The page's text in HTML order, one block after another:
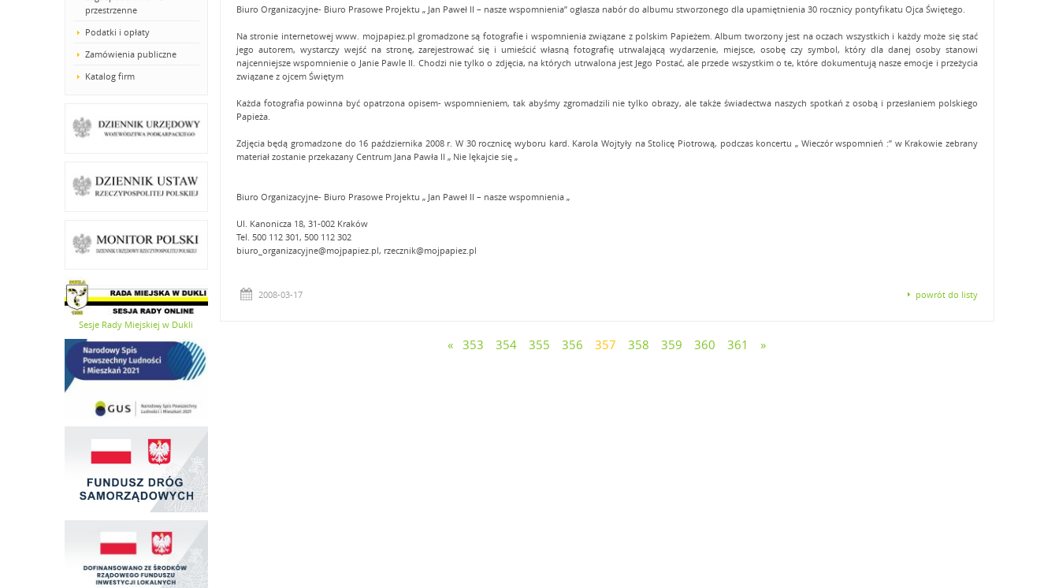
przestrzenne
Podatki i opłaty
Zamówienia publiczne
Katalog firm
Sesje Rady Miejskiej w Dukli
Biuro Organizacyjne- Biuro Prasowe Projektu „ Jan Paweł II – nasze wspomnienia” ogłasza nabór do albumu stworzonego dla upamiętnienia 30 rocznicy pontyfikatu Ojca Świętego.
Na stronie internetowej www. mojpapiez.pl gromadzone są fotografie i wspomnienia związane z polskim Papieżem. Album tworzony jest na oczach wszystkich i każdy może się stać
jego autorem, wystarczy wejść na stronę, zarejestrować się i umieścić własną fotografię utrwalającą wydarzenie, miejsce, osobę czy symbol, który dla danej osoby stanowi
najcenniejsze wspomnienie o Janie Pawle II. Chodzi nie tylko o zdjęcia, na których utrwalona jest Jego Postać, ale przede wszystkim o te, które dokumentują nasze emocje i przeżycia
związane z ojcem Świętym
Każda fotografia powinna być opatrzona opisem- wspomnieniem, tak abyśmy zgromadzili nie tylko obrazy, ale także świadectwa naszych spotkań z osobą i przesłaniem polskiego
Papieża.
Zdjęcia będą gromadzone do 16 października 2008 r. W 30 rocznicę wyboru kard. Karola Wojtyły na Stolicę Piotrową, podczas koncertu „ Wieczór wspomnień :” w Krakowie zebrany
materiał zostanie przekazany Centrum Jana Pawła II „ Nie lękajcie się „
Biuro Organizacyjne- Biuro Prasowe Projektu „ Jan Paweł II – nasze wspomnienia „
Ul. Kanonicza 18, 31-002 Kraków
Tel. 500 112 301, 500 112 302
biuro_organizacyjne@mojpapiez.pl, rzecznik@mojpapiez.pl
2008-03-17 powrót do listy
« 353 354 355 356 357 358 359 360 361 »